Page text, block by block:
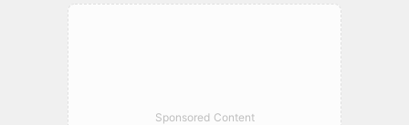
Sponsored Content